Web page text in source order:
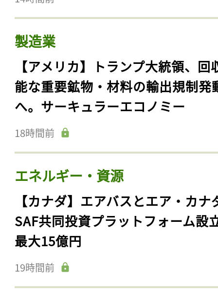
製造業
【アメリカ】トランプ大統領、回
能な重要鉱物・材料の輸出規制発
へ。サーキュラーエコノミー
18時間前
エネルギー・資源
【カナダ】エアバスとエア・カナ
SAF共同投資プラットフォーム設
最大15億円
19時間前